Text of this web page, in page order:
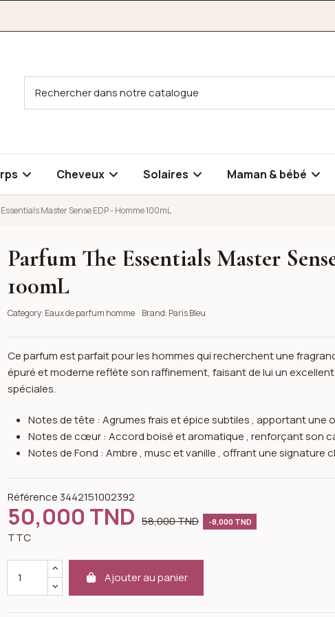
Cheveux Solaires Maman & bébé
Master Sense EDP - Homme 100mL
EDP - Homme 100mL
image gallery for Parfum The Essentials Master Sense EDP - Homme
Parfum The Essentials Master
100mL
Category: Eaux de parfum homme Brand: Paris Bleu
Ce parfum est parfait pour les hommes qui recherchent une
épuré et moderne reflète son raffinement, faisant de lui un
spéciales.
Notes de tête : Agrumes frais et épice subtiles , apportant une
Notes de cœur : Accord boisé et aromatique , renforçant son
Notes de Fond : Ambre , musc et vanille , offrant une
Référence 3442151002392
50,000 TND 58,000 TND -8,000 TND
TTC
Ajouter au panier